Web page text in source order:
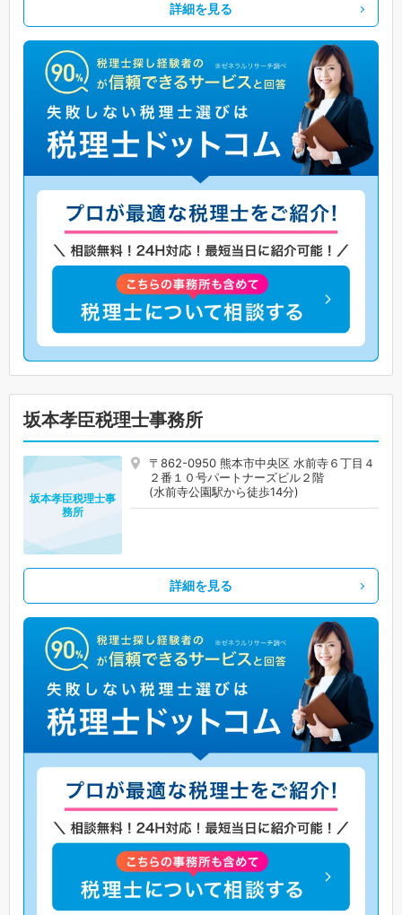
詳細を見る
坂本孝臣税理士事務所
〒862-0950 熊本市中央区 水前寺６丁目４
２番１０号パートナーズビル２階
(水前寺公園駅から徒歩14分)
坂本孝臣税理士事
務所
詳細を見る